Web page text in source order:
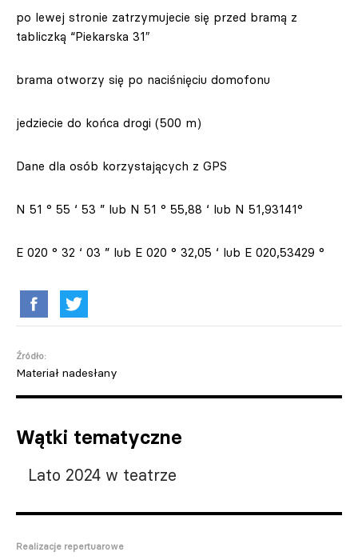
po lewej stronie zatrzymujecie się przed bramą z
tabliczką “Piekarska 31″
brama otworzy się po naciśnięciu domofonu
jedziecie do końca drogi (500 m)
Dane dla osób korzystających z GPS
N 51 ° 55 ‘ 53 ” lub N 51 ° 55,88 ‘ lub N 51,93141°
E 020 ° 32 ‘ 03 ” lub E 020 ° 32,05 ‘ lub E 020,53429 °
Źródło:
Materiał nadesłany
Wątki tematyczne
Lato 2024 w teatrze
Realizacje repertuarowe